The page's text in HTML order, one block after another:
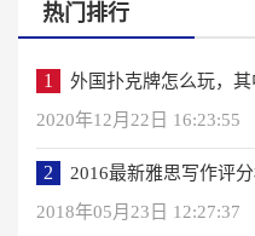
热门排行
1
外国扑克牌怎么玩，其
2020年12月22日 16:23:55
2
2016最新雅思写作评
2018年05月23日 12:27:37